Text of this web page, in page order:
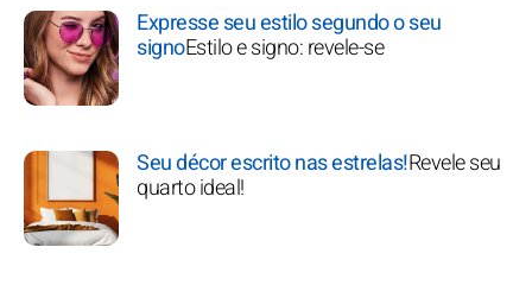
Expresse seu estilo segundo o seu
signoEstilo e signo: revele-se
Seu décor escrito nas estrelas!Revele seu
quarto ideal!